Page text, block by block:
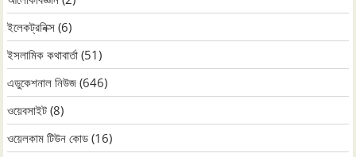
ইলেকট্রনিক্স (6)
ইসলামিক কথাবার্তা (51)
এডুকেশনাল নিউজ (646)
ওয়েবসাইট (8)
ওয়েলকাম টিউন কোড (16)